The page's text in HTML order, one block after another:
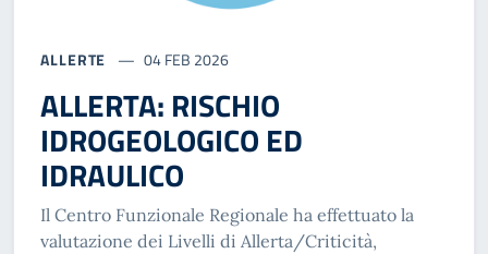
ALLERTE 04 FEB 2026
ALLERTA: RISCHIO
IDROGEOLOGICO ED
IDRAULICO
Il Centro Funzionale Regionale ha effettuato la
valutazione dei Livelli di Allerta/Criticità,